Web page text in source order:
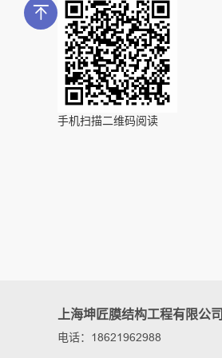
手机扫描二维码阅读
上海坤匠膜结构工程有限公司
电话：18621962988